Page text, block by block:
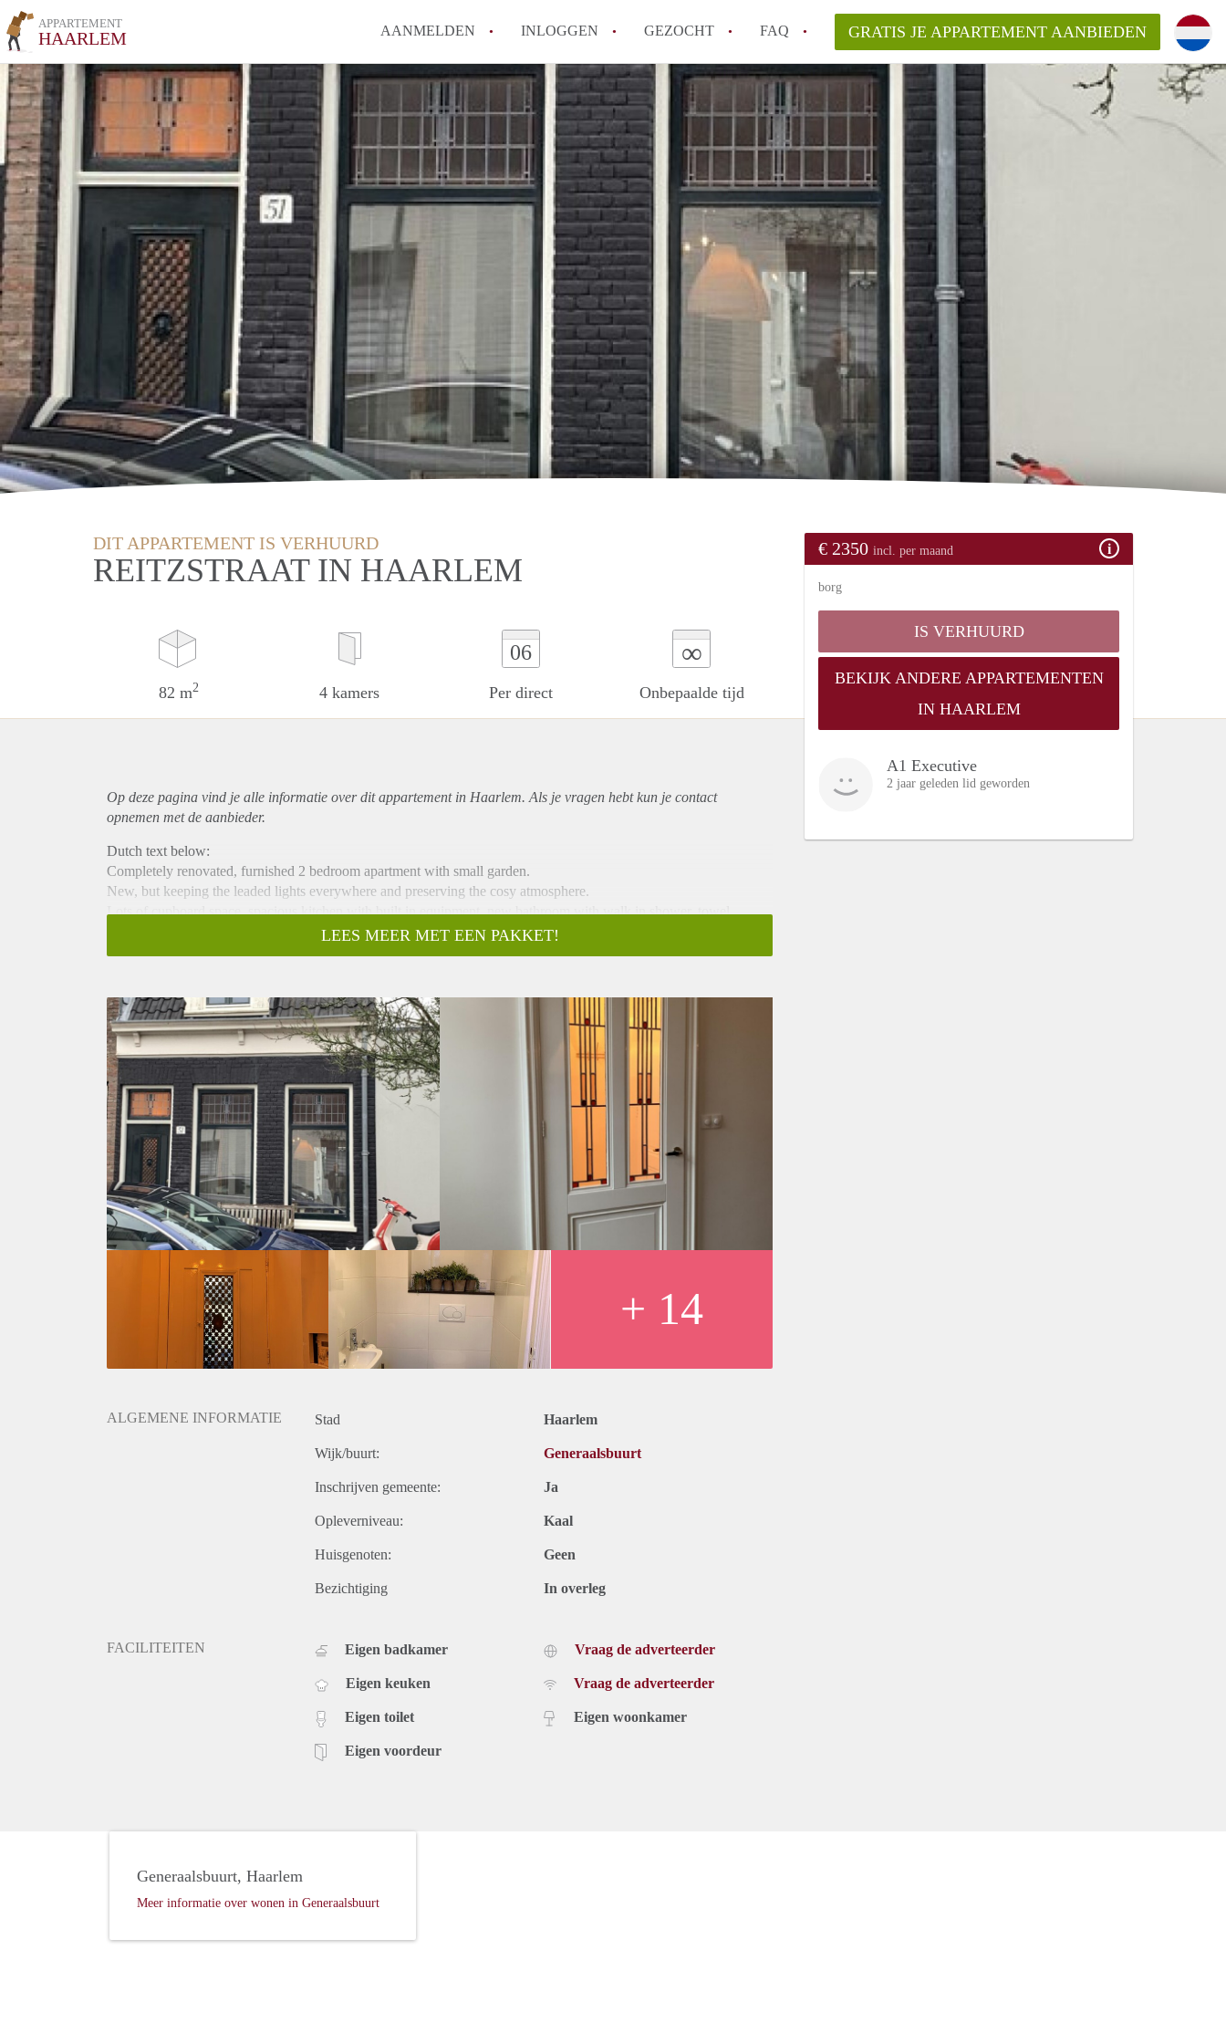
APPARTEMENT
HAARLEM AANMELDEN INLOGGEN GEZOCHT FAQ
How to translate AppartementHaarlem!
Wat is AppartementHaarlem?
Hoeveel kost het om te reageren op een Appartement in Haarlem?
Wat is de privacyverklaring van AppartementHaarlem?
Berekent AppartementHaarlem
makelaarsvergoeding/bemiddelingsvergoeding?
Alle veelgestelde vragen
GRATIS JE APPARTEMENT AANBIEDEN
DIT APPARTEMENT IS VERHUURD
REITZSTRAAT IN HAARLEM
82 m2 4 kamers
06
Per direct
∞
Onbepaalde tijd
€ 2350 incl. per maand
borg
IS VERHUURD
BEKIJK ANDERE APPARTEMENTEN
IN HAARLEM
A1 Executive
2 jaar geleden lid geworden
Op deze pagina vind je alle informatie over ditappartementin Haarlem. Als je vragen hebt kun je contact
opnemen met de aanbieder.
Dutch text below:
Completely renovated, furnished 2 bedroom apartment with small garden.
New, but keeping the leaded lights everywhere and preserving the cosy atmosphere.
Lots of cupboard space, spacious kitchen with built in equipment, new bathroom with walk in shower, towel
radiator, washbasin and toilet and a guest toilet downstairs.
The entrance with the old sturdy door, gives access to the dining room and large living room with access to the back
the bathroom.
Shops on walking distance, very short distance from shopping area “Cronjé".
Very easy to the motorways to the airport, Amsterdam and South bound.
Come and have a look, and you have found yourself a(t) home!
This information has been compiled by us with the necessary care. On our part, however, no liability is accepted for
any incompleteness, inaccuracy or otherwise, or the consequences thereof. All specified sizes and surfaces are
indicative.
Gerenoveerd, gemeubileerd 3 kamer tussenwoning met achtertuin, met behoud van originele details.
Via de monumentale deur komt men in de hal met gastentoilet en toegang tot de eetkamer en woonkamer, met glas-
in-lood ramen en uitzicht op de achtertuin.
Houten vloeren, hoge plafonds en veel licht geven dit huis een fijne atmosfeer en welkom gevoel. De keuken heeft
inbouw apparatuur en aansluitend een bijkeuken met veel berguimte en wasmachine en droger.
De nieuwe trap naar de slaapverdieping heeft opnieuw sfeervolle details. De 2 slaapkamers met ramen hebben
beiden grote kasten en de nieuwe badkamer heeft een ruime inloopdouche, wastafel, decor radiator en een tweede
Kom kijken en u heeft uw (t)huis gevonden!
De informatie vermeld op internet is door ons met de nodige zorgvuldigheid samengesteld. Onzerzijds wordt echter
geen enkele aansprakelijkheid aanvaard voor enige onvolledigheid en/of onjuistheid of anderszins, dan wel de
gevolgen daarvan. Alle opgegeven maten en oppervlakten zijn indicatief.
LEES MEER MET EEN PAKKET!
+ 14
ALGEMENE INFORMATIE Stad Haarlem
Wijk/buurt: Generaalsbuurt
Inschrijven gemeente: Ja
Opleverniveau: Kaal
Huisgenoten: Geen
Bezichtiging In overleg
FACILITEITEN Eigen badkamer
Eigen keuken
Eigen toilet
Eigen voordeur
Vraag de adverteerder
Vraag de adverteerder
Eigen woonkamer
Generaalsbuurt, Haarlem
Meer informatie over wonen in Generaalsbuurt